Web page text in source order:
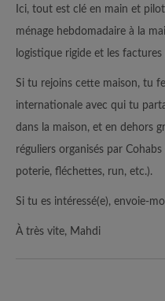
Ici, tout est clé en main et
ménage hebdomadaire à la
logistique rigide et les
Si tu rejoins cette maison, tu
internationale avec qui tu
dans la maison, et en dehors
réguliers organisés par
poterie, fléchettes, run, etc.).
Si tu es intéressé(e), envoie-
À très vite, Mahdi